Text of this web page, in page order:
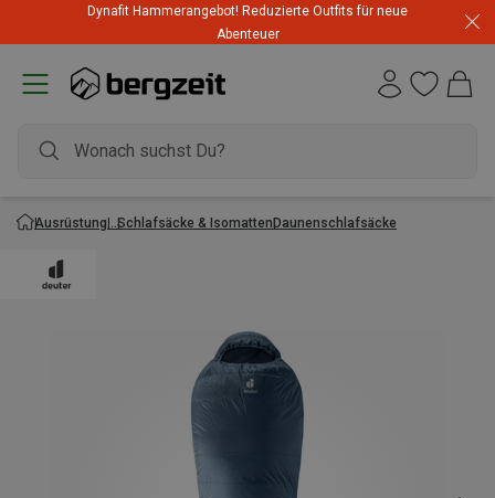
Dynafit Hammerangebot! Reduzierte Outfits für neue
Abenteuer
Ausrüstung Schlafsäcke & IsomattenDaunenschlafsäcke